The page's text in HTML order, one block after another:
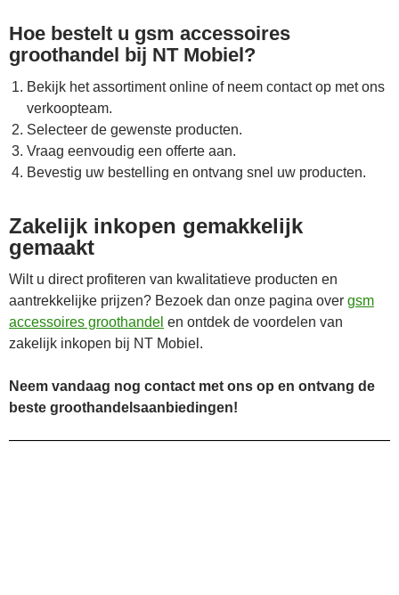
Hoe bestelt u gsm accessoires
groothandel bij NT Mobiel?
Bekijk het assortiment online of neem contact op met ons
verkoopteam.
Selecteer de gewenste producten.
Vraag eenvoudig een offerte aan.
Bevestig uw bestelling en ontvang snel uw producten.
Zakelijk inkopen gemakkelijk
gemaakt
Wilt u direct profiteren van kwalitatieve producten en
aantrekkelijke prijzen? Bezoek dan onze pagina over gsm
accessoires groothandel en ontdek de voordelen van
zakelijk inkopen bij NT Mobiel.
Neem vandaag nog contact met ons op en ontvang de
beste groothandelsaanbiedingen!